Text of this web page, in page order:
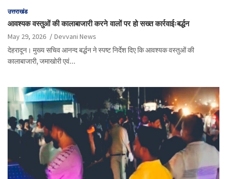
उत्तराखंड
आवश्यक वस्तुओं की कालाबाजारी करने वालों पर हो सख्त कार्रवाईःबर्द्धन
May 29, 2026
Devvani News
देहरादून। मुख्य सचिव आनन्द बर्द्धन ने स्पष्ट निर्देश दिए कि आवश्यक वस्तुओं की
कालाबाजारी, जमाखोरी एवं…